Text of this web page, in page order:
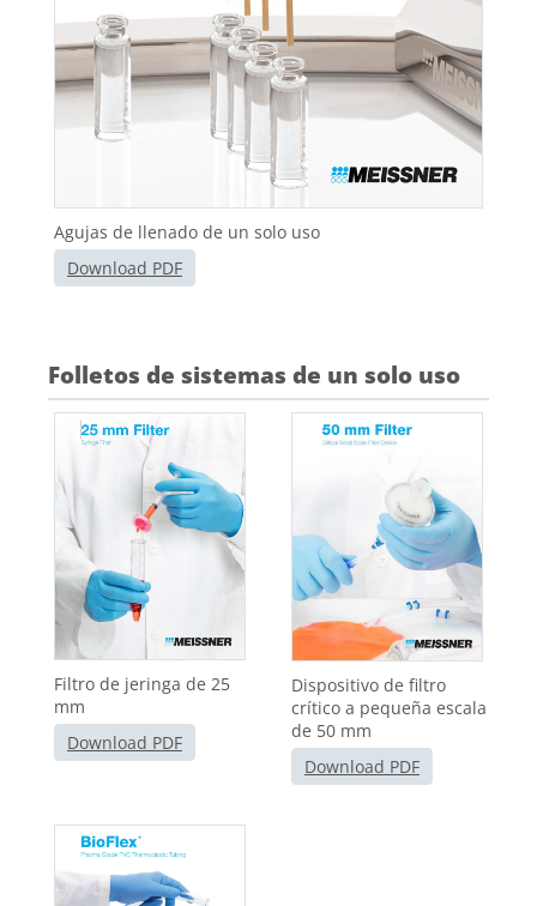
Agujas de llenado de un solo uso
Download PDF
Folletos de sistemas de un solo uso
Filtro de jeringa de 25
mm
Download PDF
Dispositivo de filtro
crítico a pequeña escala
de 50 mm
Download PDF